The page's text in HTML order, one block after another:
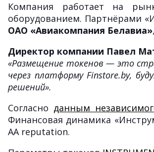
Компания работает на
оборудованием. Партнёрами
ОАО «Авиакомпания Белавиа»,
Директор компании Павел
«Размещение токенов — это
через платформу Finstore.by,
решений».
Согласно данным
Финансовая динамика
AA reputation.